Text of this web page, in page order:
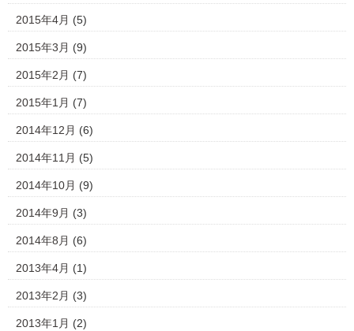
2015年4月 (5)
2015年3月 (9)
2015年2月 (7)
2015年1月 (7)
2014年12月 (6)
2014年11月 (5)
2014年10月 (9)
2014年9月 (3)
2014年8月 (6)
2013年4月 (1)
2013年2月 (3)
2013年1月 (2)